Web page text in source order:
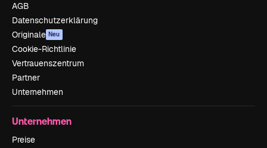
AGB
Datenschutzerklärung
Originale Neu
Cookie-Richtlinie
Vertrauenszentrum
Partner
Unternehmen
Unternehmen
Preise